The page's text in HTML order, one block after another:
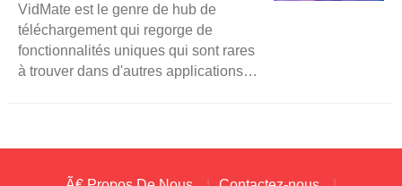
téléchargée en quelques secondes.
De plus, n'hésitez pas ..
VidMate est le genre de hub de
téléchargement qui regorge de
fonctionnalités uniques qui sont rares
à trouver dans d'autres applications. Il
utilisateurs ont la liberté de
télécharger des vidéos dans les